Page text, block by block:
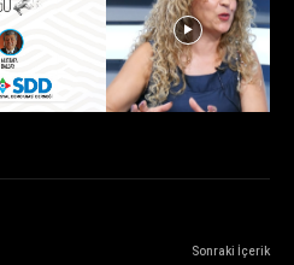
Sonraki İçerik